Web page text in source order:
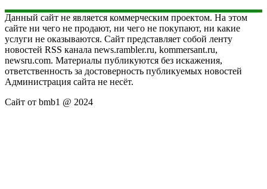
Данный сайт не является коммерческим проектом. На этом
сайте ни чего не продают, ни чего не покупают, ни какие
услуги не оказываются. Сайт представляет собой ленту
новостей RSS канала news.rambler.ru, kommersant.ru,
newsru.com. Материалы публикуются без искажения,
ответственность за достоверность публикуемых новостей
Администрация сайта не несёт.
Сайт от bmb1 @ 2024